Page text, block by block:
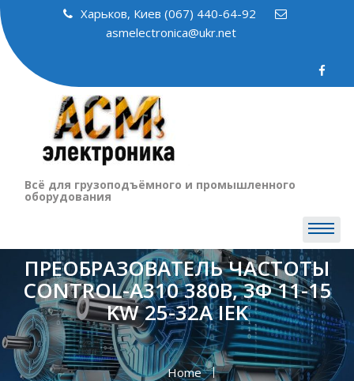
Skip
to
content
Харьков, Киев (067) 440-64-92
asmelectronica@ukr.net
Всё для грузоподъёмного и промышленного
оборудования
ПРЕОБРАЗОВАТЕЛЬ ЧАСТОТЫ
CONTROL-A310 380В, 3Ф 11-15
KW 25-32A IEK
Home